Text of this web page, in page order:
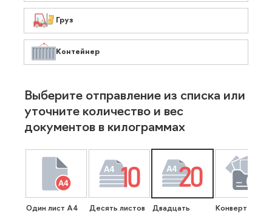
Груз
Контейнер
Выберите отправление из списка или
уточните количество и вес
документов в килограммах
Один лист А4
Десять листов
Двадцать
Конверт до 40